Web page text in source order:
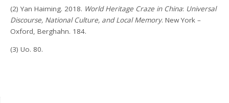
(2) Yan Haiming. 2018. World Heritage Craze in China: Universal
Discourse, National Culture, and Local Memory. New York –
Oxford, Berghahn. 184.
(3) Uo. 80.